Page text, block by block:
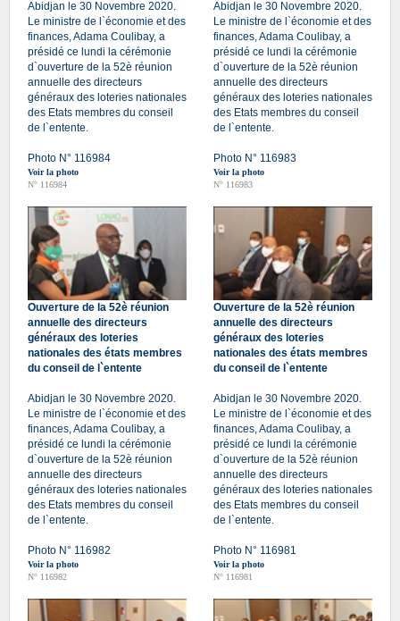
Abidjan le 30 Novembre 2020.
Le ministre de l`économie et des
finances, Adama Coulibay, a
présidé ce lundi la cérémonie
d`ouverture de la 52è réunion
annuelle des directeurs
généraux des loteries nationales
des Etats membres du conseil
de l`entente.
Photo N° 116984
Voir la photo
N° 116984
Abidjan le 30 Novembre 2020.
Le ministre de l`économie et des
finances, Adama Coulibay, a
présidé ce lundi la cérémonie
d`ouverture de la 52è réunion
annuelle des directeurs
généraux des loteries nationales
des Etats membres du conseil
de l`entente.
Photo N° 116983
Voir la photo
N° 116983
Ouverture de la 52è réunion
annuelle des directeurs
généraux des loteries
nationales des états membres
du conseil de l`entente
Abidjan le 30 Novembre 2020.
Le ministre de l`économie et des
finances, Adama Coulibay, a
présidé ce lundi la cérémonie
d`ouverture de la 52è réunion
annuelle des directeurs
généraux des loteries nationales
des Etats membres du conseil
de l`entente.
Photo N° 116982
Voir la photo
N° 116982
Ouverture de la 52è réunion
annuelle des directeurs
généraux des loteries
nationales des états membres
du conseil de l`entente
Abidjan le 30 Novembre 2020.
Le ministre de l`économie et des
finances, Adama Coulibay, a
présidé ce lundi la cérémonie
d`ouverture de la 52è réunion
annuelle des directeurs
généraux des loteries nationales
des Etats membres du conseil
de l`entente.
Photo N° 116981
Voir la photo
N° 116981